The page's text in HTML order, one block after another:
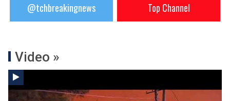
@tchbreakingnews Top Channel
Video »